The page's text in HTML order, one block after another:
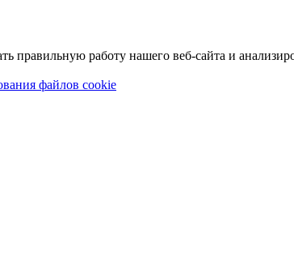
правильную работу нашего веб-сайта и
файлов cookie